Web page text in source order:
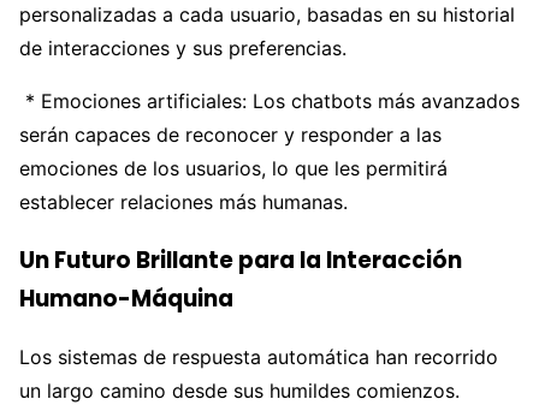
personalizadas a cada usuario, basadas en su historial
de interacciones y sus preferencias.
* Emociones artificiales: Los chatbots más avanzados
serán capaces de reconocer y responder a las
emociones de los usuarios, lo que les permitirá
establecer relaciones más humanas.
Un Futuro Brillante para la Interacción
Humano-Máquina
Los sistemas de respuesta automática han recorrido
un largo camino desde sus humildes comienzos.